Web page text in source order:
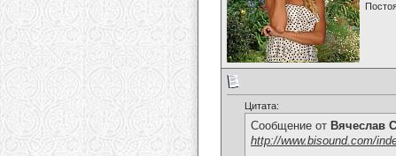
Цитата:
Сообщение от Вячеслав
http://www.bisound.com/